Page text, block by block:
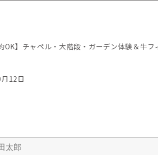
OK】チャペル・大階段・ガーデン体験＆牛フ
12日